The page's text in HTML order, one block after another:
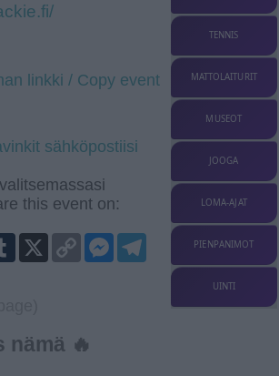
linkki / Copy event
sähköpostiisi
this event on:
Tumblr
X
Copy
Link
MessengerTelegram
nämä 🔥
TENNIS
MATTOLAITURIT
MUSEOT
JOOGA
LOMA-AJAT
PIENPANIMOT
UINTI